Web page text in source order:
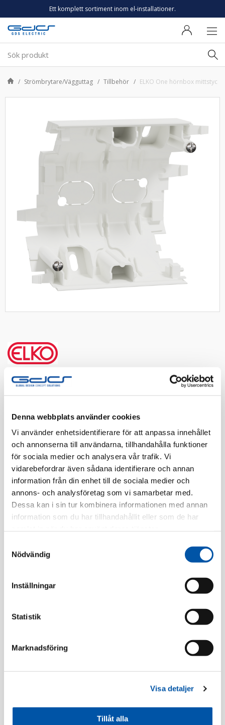
Denna webbplats använder cookies
Vi använder enhetsidentifierare för att anpassa innehållet
och annonserna till användarna, tillhandahålla funktioner
för sociala medier och analysera vår trafik. Vi
vidarebefordrar även sådana identifierare och annan
information från din enhet till de sociala medier och
annons- och analysföretag som vi samarbetar med.
Dessa kan i sin tur kombinera informationen med annan
information som du har tillhandahållit eller som de har
Nödvändig
Inställningar
Statistik
Marknadsföring
Visa detaljer
Tillåt alla
Ett komplett sortiment inom el-installationer.
Strömbrytare/Vägguttag Tillbehör ELKO One hörnbox
ELKO One hörnbox mittstycke rv
Hörnbox, ELKO One, infälld, byggbar, mittdel, används
Artnr:
1840111
EAN-kod:
7020160501271
Tillv. Artnr:
EKO50127
Finns i lager
Registrera dig